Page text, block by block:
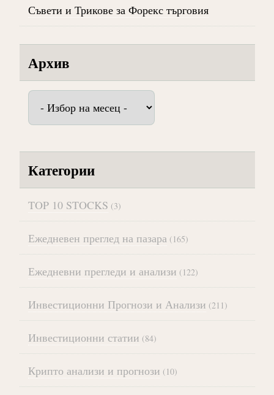
Съвети и Трикове за Форекс търговия
Архив
Архив
Категории
TOP 10 STOCKS (3)
Ежедневен преглед на пазара (165)
Ежедневни прегледи и анализи (122)
Инвестиционни Прогнози и Анализи (211)
Инвестиционни статии (84)
Крипто анализи и прогнози (10)